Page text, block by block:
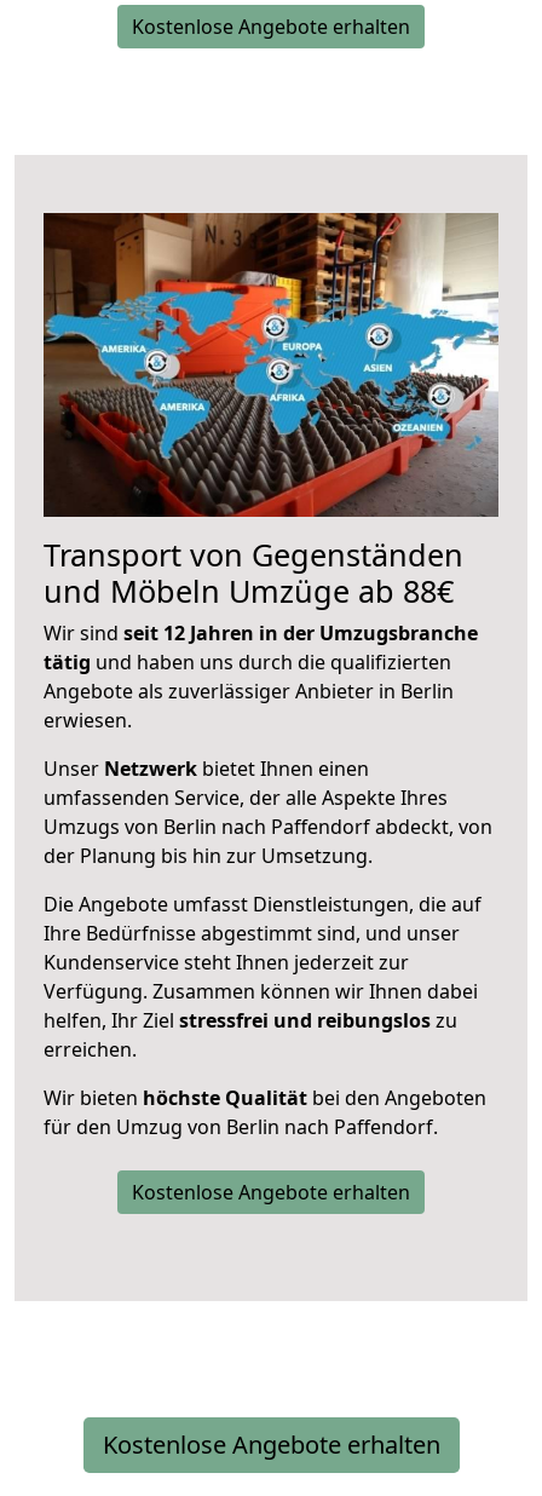
Kostenlose Angebote erhalten
Transport von Gegenständen
und Möbeln Umzüge ab 88€
Wir sind seit 12 Jahren in der Umzugsbranche
tätig und haben uns durch die qualifizierten
Angebote als zuverlässiger Anbieter in Berlin
erwiesen.
Unser Netzwerk bietet Ihnen einen
umfassenden Service, der alle Aspekte Ihres
Umzugs von Berlin nach Paffendorf abdeckt, von
der Planung bis hin zur Umsetzung.
Die Angebote umfasst Dienstleistungen, die auf
Ihre Bedürfnisse abgestimmt sind, und unser
Kundenservice steht Ihnen jederzeit zur
Verfügung. Zusammen können wir Ihnen dabei
helfen, Ihr Ziel stressfrei und reibungsloszu
erreichen.
Wir bieten höchste Qualität bei den Angeboten
für den Umzug von Berlin nach Paffendorf.
Kostenlose Angebote erhalten
Kostenlose Angebote erhalten